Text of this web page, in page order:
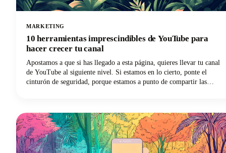
MARKETING
10 herramientas imprescindibles de YouTube para
hacer crecer tu canal
Apostamos a que si has llegado a esta página, quieres llevar tu canal
de YouTube al siguiente nivel. Si estamos en lo cierto, ponte el
cinturón de seguridad, porque estamos a punto de compartir las